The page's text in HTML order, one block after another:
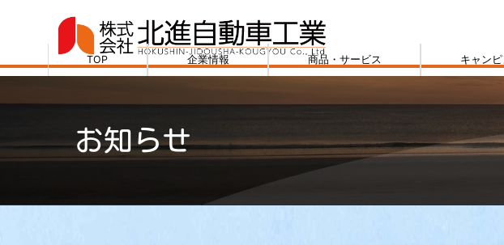
ン
キ
プ
株
社
北
自
TOP 企業情報 商品・サービス キャン
お知らせ